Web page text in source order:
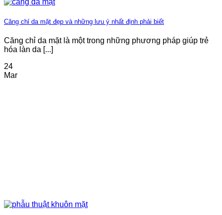
Căng chỉ da mặt đẹp và những lưu ý nhất định phải biết
Căng chỉ da mặt là một trong những phương pháp giúp trẻ
hóa làn da [...]
24
Mar